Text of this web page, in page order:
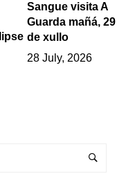
Sangue visita A
Guarda mañá, 29
de xullo
28 July, 2026